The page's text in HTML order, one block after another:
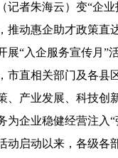
者朱海云）变“企业找
推动惠企助才政策直
“入企服务宣传月”活
市直相关部门及各县
、产业发展、科技创
为企业稳健经营注入
启动以来，各级各部